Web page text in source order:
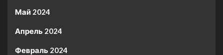
Май 2024
Апрель 2024
Февраль 2024